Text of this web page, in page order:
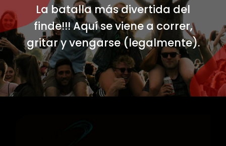
La batalla más divertida del
finde!!! Aquí se viene a correr,
gritar y vengarse (legalmente).